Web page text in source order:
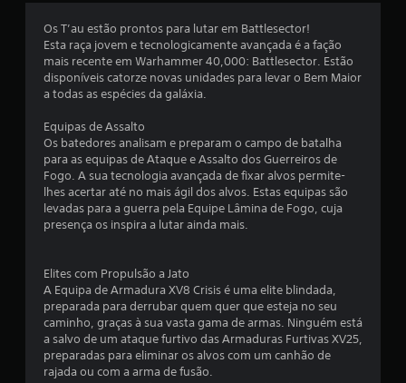
s
e
m
m
t
o
l
d
Os T’au estão prontos para lutar em Battlesector!
Esta raça jovem e tecnologicamente avançada é a fação
mais recente em Warhammer 40,000: Battlesector. Estão
disponíveis catorze novas unidades para levar o Bem Maior
a todas as espécies da galáxia.
Equipas de Assalto
Os batedores analisam e preparam o campo de batalha
para as equipas de Ataque e Assalto dos Guerreiros de
Fogo. A sua tecnologia avançada de fixar alvos permite-
lhes acertar até no mais ágil dos alvos. Estas equipas são
levadas para a guerra pela Equipe Lâmina de Fogo, cuja
presença os inspira a lutar ainda mais.
Elites com Propulsão a Jato
A Equipa de Armadura XV8 Crisis é uma elite blindada,
preparada para derrubar quem quer que esteja no seu
caminho, graças à sua vasta gama de armas. Ninguém está
a salvo de um ataque furtivo das Armaduras Furtivas XV25,
preparadas para eliminar os alvos com um canhão de
rajada ou com a arma de fusão.